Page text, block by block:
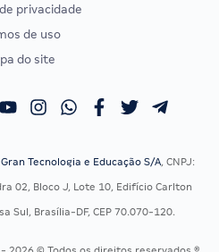
EXAME DE ORDEM
Calendário OAB
privacidade
de uso
do site
Gran Tecnologia e Educação S/A, CNPJ:
02, Bloco J, Lote 10, Edifício Carlton
Sul, Brasília-DF, CEP 70.070-120.